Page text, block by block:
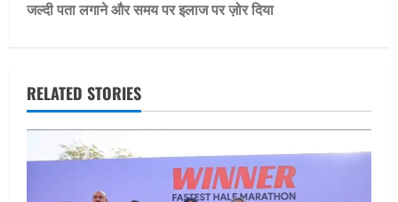
t
a
v
i
जल्दी पता लगाने और समय पर इलाज पर ज़ोर दिया
RELATED STORIES